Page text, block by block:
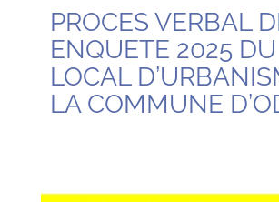
PROCES VERBAL
ENQUETE 2025
LOCAL
LA COMMUNE